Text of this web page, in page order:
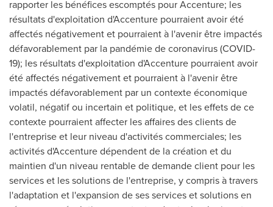
rapporter les bénéfices escomptés pour Accenture; les
résultats d'exploitation d'Accenture pourraient avoir été
affectés négativement et pourraient à l'avenir être impactés
défavorablement par la pandémie de coronavirus (COVID-
19); les résultats d'exploitation d'Accenture pourraient avoir
été affectés négativement et pourraient à l'avenir être
impactés défavorablement par un contexte économique
volatil, négatif ou incertain et politique, et les effets de ce
contexte pourraient affecter les affaires des clients de
l'entreprise et leur niveau d'activités commerciales; les
activités d'Accenture dépendent de la création et du
maintien d'un niveau rentable de demande client pour les
services et les solutions de l'entreprise, y compris à travers
l'adaptation et l'expansion de ses services et solutions en